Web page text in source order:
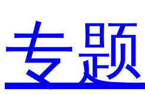
专题